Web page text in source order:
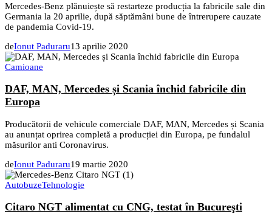
Mercedes-Benz plănuiește să restarteze producția la fabricile sale din
Germania la 20 aprilie, după săptămâni bune de întrerupere cauzate
de pandemia Covid-19.
deIonut Paduraru13 aprilie 2020
Camioane
DAF, MAN, Mercedes și Scania închid fabricile din
Europa
Producătorii de vehicule comerciale DAF, MAN, Mercedes și Scania
au anunțat oprirea completă a producției din Europa, pe fundalul
măsurilor anti Coronavirus.
deIonut Paduraru19 martie 2020
AutobuzeTehnologie
Citaro NGT alimentat cu CNG, testat în Bucureşti